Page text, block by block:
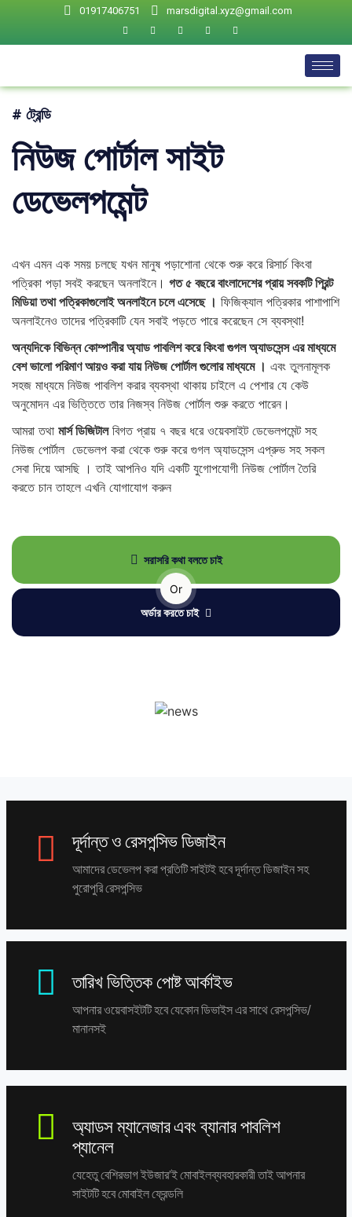
01917406751 marsdigital.xyz@gmail.com
# ট্রেন্ডি
নিউজ পোর্টাল সাইট
ডেভেলপমেন্ট
এখন এমন এক সময় চলছে যখন মানুষ পড়াশোনা থেকে শুরু করে রিসার্চ কিংবা
পত্রিকা পড়া সবই করছেন অনলাইনে। গত ৫ বছরে বাংলাদেশের প্রায় সবকটি প্রিন্ট
মিডিয়া তথা পত্রিকাগুলোই অনলাইনে চলে এসেছে । ফিজিক্যাল পত্রিকার পাশাপাশি
অনলাইনেও তাদের পত্রিকাটি যেন সবাই পড়তে পারে করেছেন সে ব্যবস্থা!
অন্যদিকে বিভিন্ন কোম্পানীর অ্যাড পাবলিশ করে কিংবা গুগল অ্যাডসেন্স এর মাধ্যমে
বেশ ভালো পরিমাণ আয়ও করা যায় নিউজ পোর্টাল গুলোর মাধ্যমে । এবং তুলনামূলক
সহজ মাধ্যমে নিউজ পাবলিশ করার ব্যবস্থা থাকায় চাইলে এ পেশার যে কেউ
অনুমোদন এর ভিত্তিতে তার নিজস্ব নিউজ পোর্টাল শুরু করতে পারেন।
আমরা তথা মার্স ডিজিটালবিগত প্রায় ৭ বছর ধরে ওয়েবসাইট ডেভেলপমেন্ট সহ
নিউজ পোর্টাল ডেভেলপ করা থেকে শুরু করে গুগল অ্যাডসেন্স এপ্রুভ সহ সকল
সেবা দিয়ে আসছি । তাই আপনিও যদি একটি যুগোপযোগী নিউজ পোর্টাল তৈরি
করতে চান তাহলে এখনি যোগাযোগ করুন
সরাসরি কথা বলতে চাই
Or
অর্ডার করতে চাই
দূর্দান্ত ও রেসপন্সিভ ডিজাইন
আমাদের ডেভেলপ করা প্রতিটি সাইটই হবে দূর্দান্ত ডিজাইন সহ
পুরোপুরি রেসপন্সিভ
তারিখ ভিত্তিক পোষ্ট আর্কাইভ
আপনার ওয়েবাসইটটি হবে যেকোন ডিভাইস এর সাথে রেসপন্সিভ/
মানানসই
অ্যাডস ম্যানেজার এবং ব্যানার পাবলিশ
প্যানেল
যেহেতু বেশিরভাগ ইউজার’ই মোবাইলব্যবহারকারী তাই আপনার
সাইটটি হবে মোবাইল ফ্রেন্ডলি